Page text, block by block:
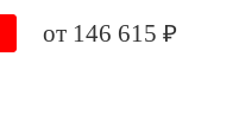
от 146 615 ₽